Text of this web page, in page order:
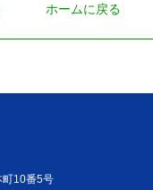
ホームに戻る
10番5号